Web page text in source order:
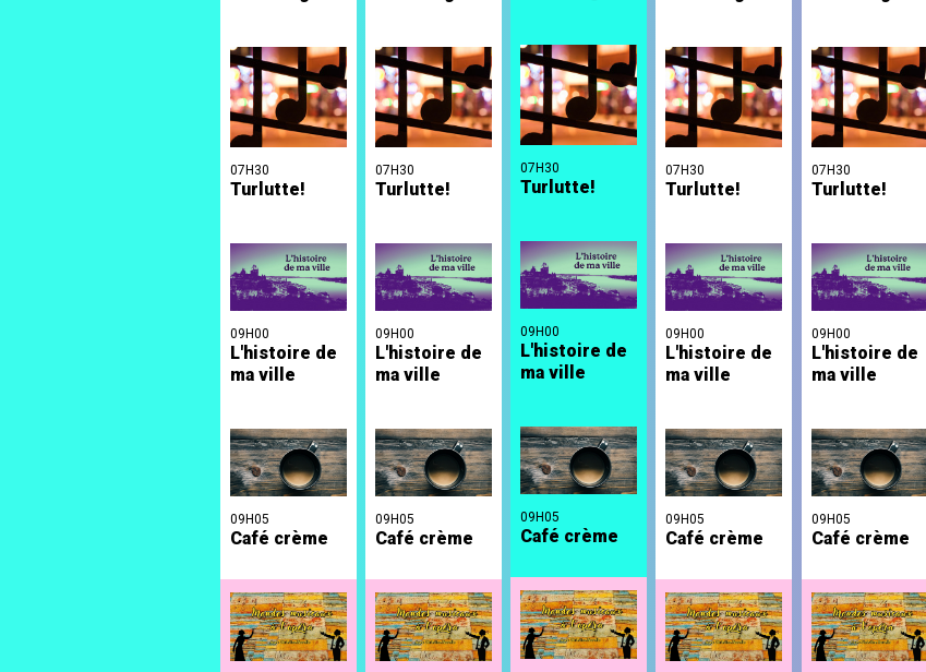
07H30
Turlutte!
09H00
L'histoire de
ma ville
09H05
Café crème
07H30
Turlutte!
09H00
L'histoire de
ma ville
09H05
Café crème
07H30
Turlutte!
09H00
L'histoire de
ma ville
09H05
Café crème
07H30
Turlutte!
09H00
L'histoire de
ma ville
09H05
Café crème
07H30
Turlutte!
09H00
L'histoire de
ma ville
09H05
Café crème